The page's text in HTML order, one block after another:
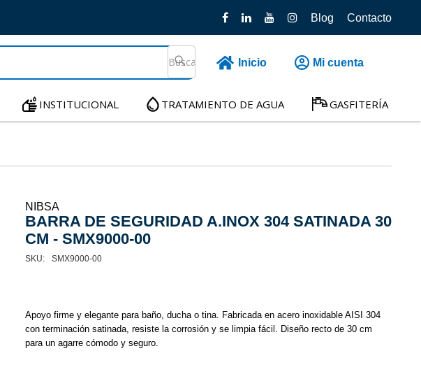
Blog Contacto
Inicio Mi cuenta
INSTITUCIONAL TRATAMIENTO DE AGUA GASFITERÍA
NIBSA
BARRA DE SEGURIDAD A.INOX 304 SATINADA 30
CM - SMX9000-00
SMX9000-00
Apoyo firme y elegante para baño, ducha o tina. Fabricada en acero inoxidable AISI 304
con terminación satinada, resiste la corrosión y se limpia fácil. Diseño recto de 30 cm
para un agarre cómodo y seguro.